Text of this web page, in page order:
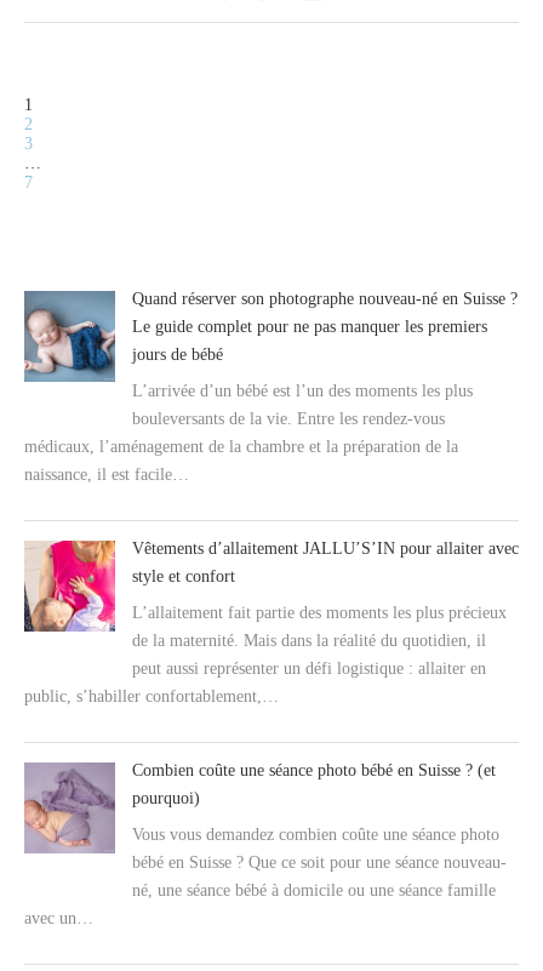
1
2
3
…
7
Quand réserver son photographe nouveau-né en Suisse ?
Le guide complet pour ne pas manquer les premiers
jours de bébé
L’arrivée d’un bébé est l’un des moments les plus
bouleversants de la vie. Entre les rendez-vous
médicaux, l’aménagement de la chambre et la préparation de la
naissance, il est facile…
Vêtements d’allaitement JALLU’S’IN pour allaiter avec
style et confort
L’allaitement fait partie des moments les plus précieux
de la maternité. Mais dans la réalité du quotidien, il
peut aussi représenter un défi logistique : allaiter en
public, s’habiller confortablement,…
Combien coûte une séance photo bébé en Suisse ? (et
pourquoi)
Vous vous demandez combien coûte une séance photo
bébé en Suisse ? Que ce soit pour une séance nouveau-
né, une séance bébé à domicile ou une séance famille
avec un…